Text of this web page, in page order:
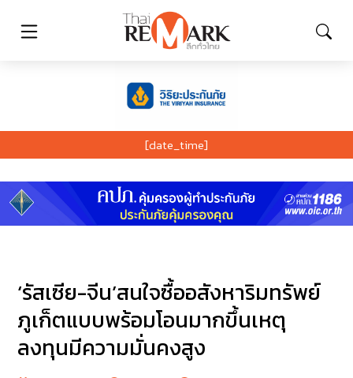
[date_time]
‘รัสเซีย-จีน’สนใจซื้ออสังหาริมทรัพย์
ภูเก็ตแบบพร้อมโอนมากขึ้นเหตุ
ลงทุนมีความมั่นคงสูง